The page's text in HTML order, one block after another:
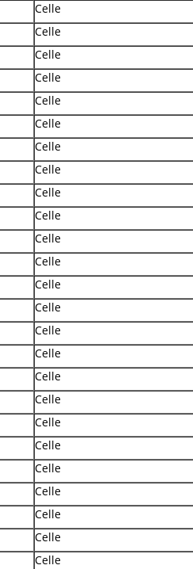
Celle
Celle
Celle
Celle
Celle
Celle
Celle
Celle
Celle
Celle
Celle
Celle
Celle
Celle
Celle
Celle
Celle
Celle
Celle
Celle
Celle
Celle
Celle
Celle
Celle